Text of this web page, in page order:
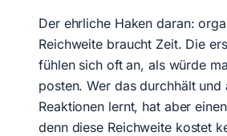
Der ehrliche Haken daran:
Reichweite braucht Zeit. Die
fühlen sich oft an, als würde
posten. Wer das durchhält und
Reaktionen lernt, hat aber
denn diese Reichweite kostet